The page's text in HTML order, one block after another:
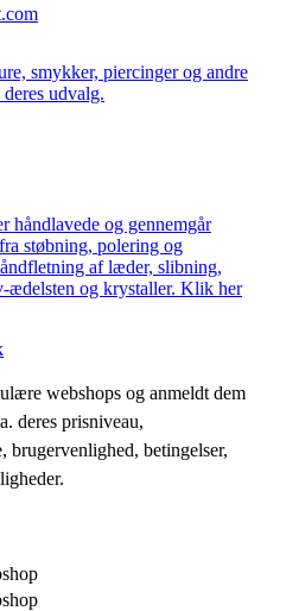
smykker, piercinger og andre
udvalg.
håndlavede og gennemgår
støbning, polering og
af læder, slibning,
ædelsten og krystaller. Klik her
webshops og anmeldt dem
deres prisniveau,
brugervenlighed, betingelser,